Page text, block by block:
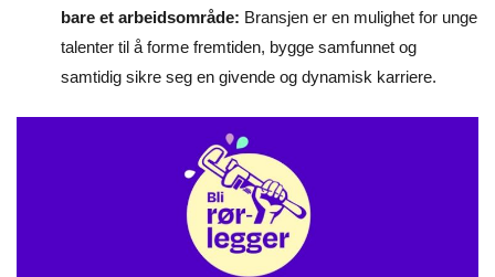
bare et arbeidsområde: Bransjen er en mulighet for unge
talenter til å forme fremtiden, bygge samfunnet og
samtidig sikre seg en givende og dynamisk karriere.